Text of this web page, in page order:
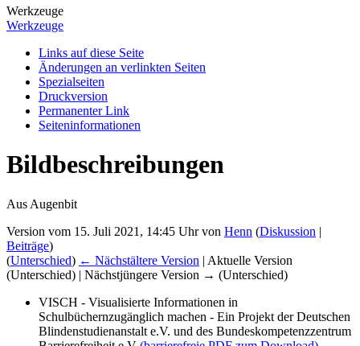
Werkzeuge
Werkzeuge
Links auf diese Seite
Änderungen an verlinkten Seiten
Spezialseiten
Druckversion
Permanenter Link
Seiten­­informationen
Bildbeschreibungen
Aus Augenbit
Version vom 15. Juli 2021, 14:45 Uhr von Henn (Diskussion |
Beiträge)
(Unterschied) ← Nächstältere Version | Aktuelle Version
(Unterschied) | Nächstjüngere Version → (Unterschied)
VISCH - Visualisierte Informationen in
Schulbüchernzugänglich machen - Ein Projekt der Deutschen
Blindenstudienanstalt e.V. und des Bundeskompetenzzentrum